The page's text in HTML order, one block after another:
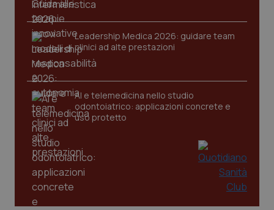
Leadership Medica 2026: guidare team
clinici ad alte prestazioni
AI e telemedicina nello studio
odontoiatrico: applicazioni concrete e
uso protetto
tracking-enable
tracking-sites-ironfish-
session-id
www.quotidianosanita.it